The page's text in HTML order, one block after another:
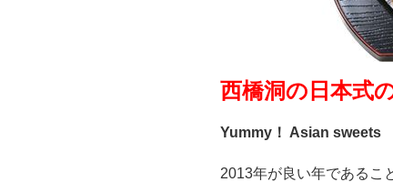
西橋洞の日本式
Yummy！ Asian sweets
2013年が良い年であるこ